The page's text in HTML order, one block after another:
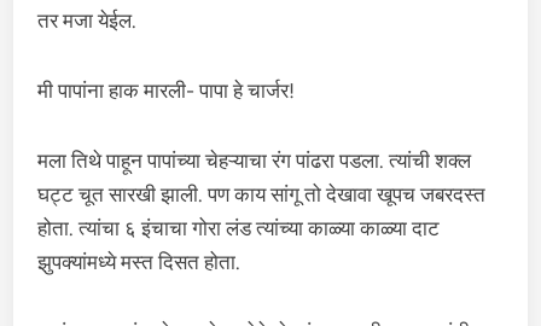
तर मजा येईल.
मी पापांना हाक मारली- पापा हे चार्जर!
मला तिथे पाहून पापांच्या चेहऱ्याचा रंग पांढरा पडला. त्यांची शक्ल
घट्ट चूत सारखी झाली. पण काय सांगू तो देखावा खूपच जबरदस्त
होता. त्यांचा ६ इंचाचा गोरा लंड त्यांच्या काळ्या काळ्या दाट
झुपक्यांमध्ये मस्त दिसत होता.